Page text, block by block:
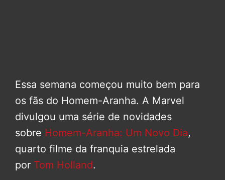
Essa semana começou muito bem para
os fãs do Homem-Aranha. A Marvel
divulgou uma série de novidades
sobre Homem-Aranha: Um Novo Dia,
quarto filme da franquia estrelada
por Tom Holland.